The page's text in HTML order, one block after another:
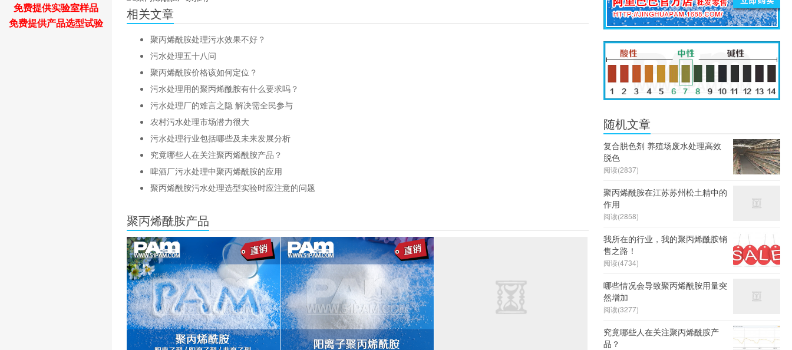
免费提供实验室样品
免费提供产品选型试验
相关文章
聚丙烯酰胺处理污水效果不好？
污水处理五十八问
聚丙烯酰胺价格该如何定位？
污水处理用的聚丙烯酰胺有什么要求吗？
污水处理厂的难言之隐 解决需全民参与
农村污水处理市场潜力很大
污水处理行业包括哪些及未来发展分析
究竟哪些人在关注聚丙烯酰胺产品？
啤酒厂污水处理中聚丙烯酰胺的应用
聚丙烯酰胺污水处理选型实验时应注意的问题
聚丙烯酰胺产品
随机文章
复合脱色剂 养殖场废水处理高效
脱色
阅读(2837)
聚丙烯酰胺在江苏苏州松土精中的
作用
阅读(2858)
我所在的行业，我的聚丙烯酰胺销
售之路！
阅读(4734)
哪些情况会导致聚丙烯酰胺用量突
然增加
阅读(3277)
究竟哪些人在关注聚丙烯酰胺产
品？